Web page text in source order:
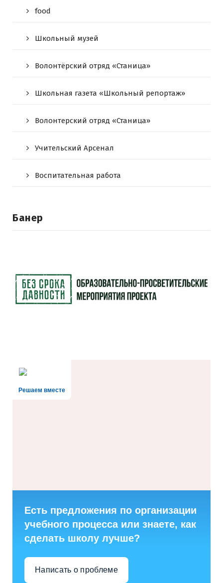
food
Школьный музей
Волонтёрский отряд «Станица»
Школьная газета «Школьный репортаж»
Волонтерский отряд «Станица»
Учительский Арсенал
Воспитательная работа
Банер
Решаем вместе
Есть предложения по организации
учебного процесса или знаете, как
сделать школу лучше?
Написать о проблеме